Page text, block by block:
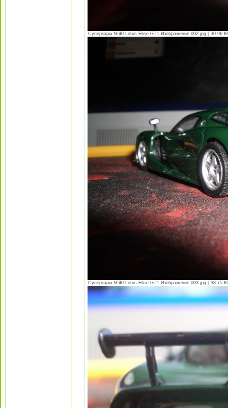
Суперкары №40 Lotus Еlise GT1 Изображение 002.jpg [ 30.96
Суперкары №40 Lotus Еlise GT1 Изображение 003.jpg [ 38.75